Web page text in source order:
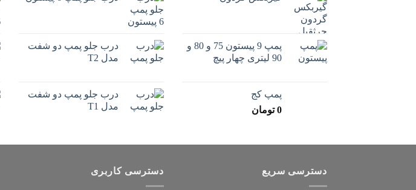
پمپ 9 پیستون 75 و 80 و
90 لیتری چهار پیچ
پمپ کج
0 تومان
درب جلو پمپ دو شفت
مدل T2
درب جلو پمپ دو شفت
مدل T1
دسترسی سریع دسترسی کاربری